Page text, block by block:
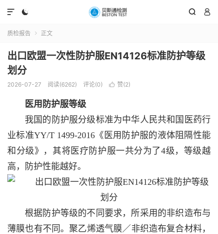
  

质检报告  正文
出口欧盟一次性防护服EN14126标准防护等级
划分
2026-07-27 阅读(6262) 评论(0)  赞(2)
医用防护服等级
我国的防护服分级标准为中华人民共和国医药行
业标准YY/T 1499-2016《医用防护服的液体阻隔性能
和分级》，其将医疗防护服一共分为了4级，等级越
高，防护性能越好。
根据防护等级的不同要求，所采用的非织造布与
薄膜也有不同。聚乙烯透气膜／非织造布复合材料，